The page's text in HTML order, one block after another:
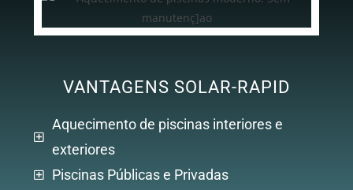
VANTAGENS SOLAR-RAPID
Aquecimento de piscinas interiores e
exteriores
Piscinas Públicas e Privadas